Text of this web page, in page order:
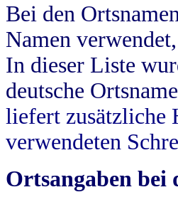
Bei den
Namen
In dieser Liste
deutsche
liefert zusätzliche
verwendeten
Ortsangaben bei